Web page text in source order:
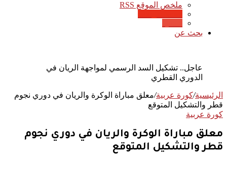
ملخص الموقع RSS
بحث عن
عاجل.. تشكيل السد الرسمي لمواجهة الريان في
الدوري القطري
الرئيسية/كورة عربية/معلق مباراة الوكرة والريان في دوري نجوم
قطر والتشكيل المتوقع
كورة عربية
معلق مباراة الوكرة والريان في دوري نجوم
قطر والتشكيل المتوقع